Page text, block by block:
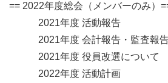
== 2022年度総会（メンバーのみ）
2021年度 活動報告
2021年度 会計報告・監査報
2021年度 役員改選について
2022年度 活動計画